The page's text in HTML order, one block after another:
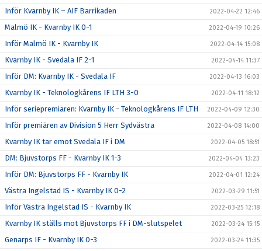
Inför Kvarnby IK – AIF Barrikaden 2022-04-22 12:46
Malmö IK - Kvarnby IK 0-1 2022-04-19 10:26
Inför Malmö IK - Kvarnby IK 2022-04-14 15:08
Kvarnby IK - Svedala IF 2-1 2022-04-14 11:37
Inför DM: Kvarnby IK - Svedala IF 2022-04-13 16:03
Kvarnby IK - Teknologkårens IF LTH 3-0 2022-04-11 18:12
Inför seriepremiären: Kvarnby IK - Teknologkårens IF LTH 2022-04-09 12:30
Inför premiären av Division 5 Herr Sydvästra 2022-04-08 14:00
Kvarnby IK tar emot Svedala IF i DM 2022-04-05 18:51
DM: Bjuvstorps FF - Kvarnby IK 1-3 2022-04-04 13:23
Inför DM: Bjuvstorps FF - Kvarnby IK 2022-04-01 12:24
Västra Ingelstad IS - Kvarnby IK 0-2 2022-03-29 11:51
Inför Västra Ingelstad IS - Kvarnby IK 2022-03-25 12:18
Kvarnby IK ställs mot Bjuvstorps FF i DM-slutspelet 2022-03-24 15:15
Genarps IF - Kvarnby IK 0-3 2022-03-24 11:35